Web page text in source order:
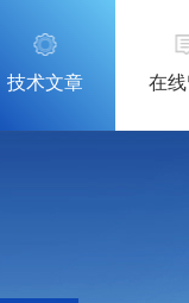
技术文章 在